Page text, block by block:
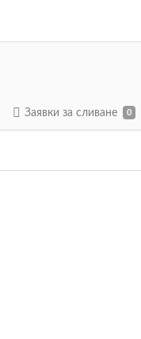
Заявки за сливане 0